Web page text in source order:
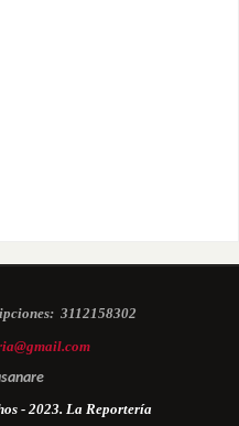
3112158302
- 2023. La Reportería